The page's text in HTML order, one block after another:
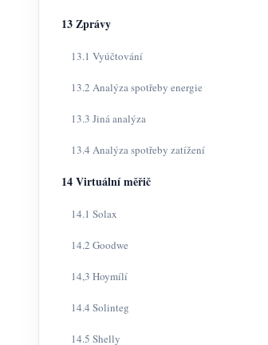
13 Zprávy
13.1 Vyúčtování
13.2 Analýza spotřeby energie
13.3 Jiná analýza
13.4 Analýza spotřeby zatížení
14 Virtuální měřič
14.1 Solax
14.2 Goodwe
14,3 Hoymílí
14.4 Solinteg
14.5 Shelly